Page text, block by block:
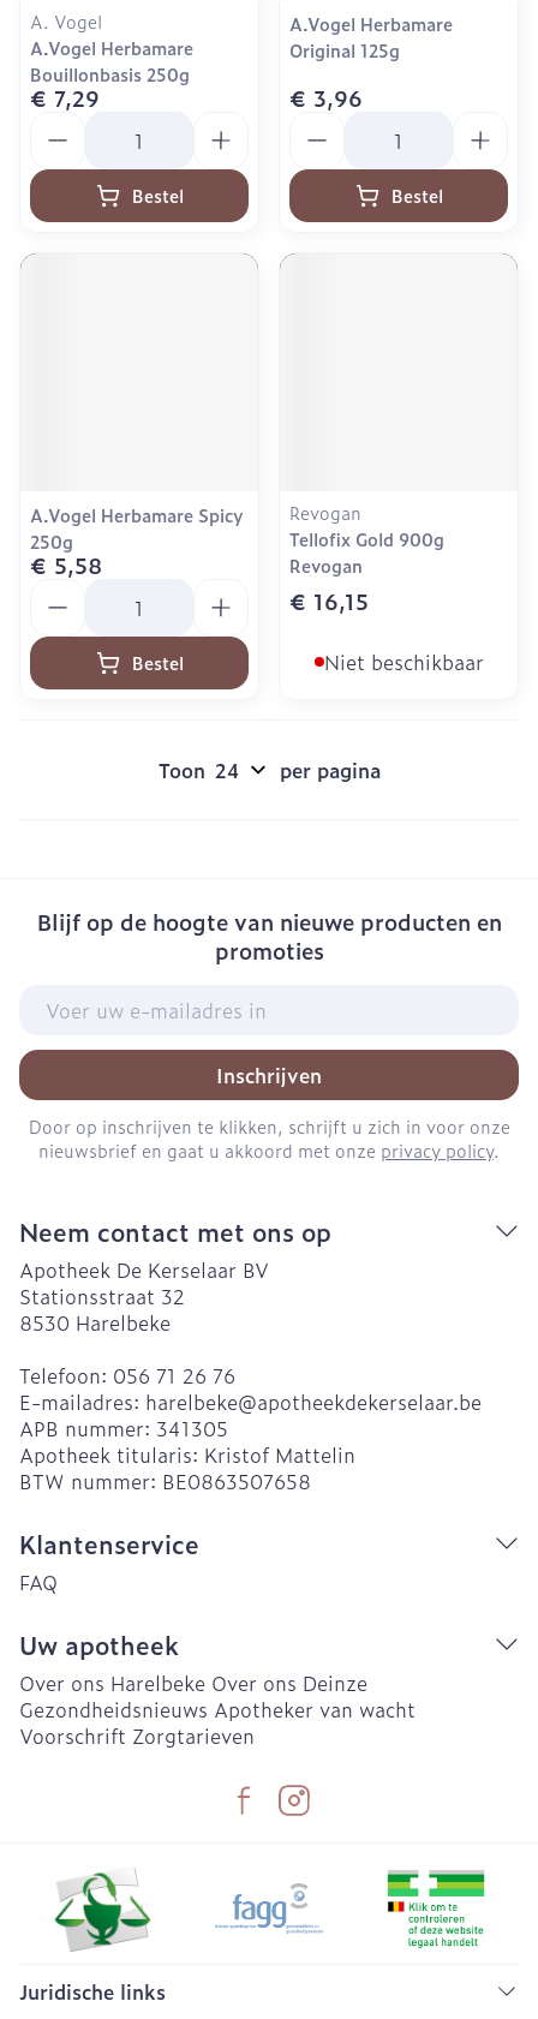
A. Vogel
A.Vogel Herbamare
Bouillonbasis 250g
€ 7,29
Bestel
A.Vogel Herbamare
Original 125g
€ 3,96
Bestel
A.Vogel Herbamare Spicy
250g
€ 5,58
Bestel
Revogan
Tellofix Gold 900g
Revogan
€ 16,15
Niet beschikbaar
Toon per pagina
Blijf op de hoogte van nieuwe producten en
promoties
Inschrijven
Door op inschrijven te klikken, schrijft u zich in voor onze
nieuwsbrief en gaat u akkoord met onze privacy policy.
Neem contact met ons op
Apotheek De Kerselaar BV
Stationsstraat 32
8530 Harelbeke
Telefoon: 056 71 26 76
E-mailadres: harelbeke@apotheekdekerselaar.be
APB nummer: 341305
Apotheek titularis: Kristof Mattelin
BTW nummer: BE0863507658
Klantenservice
FAQ
Uw apotheek
Over ons Harelbeke Over ons Deinze
Gezondheidsnieuws Apotheker van wacht
Voorschrift Zorgtarieven
Juridische links